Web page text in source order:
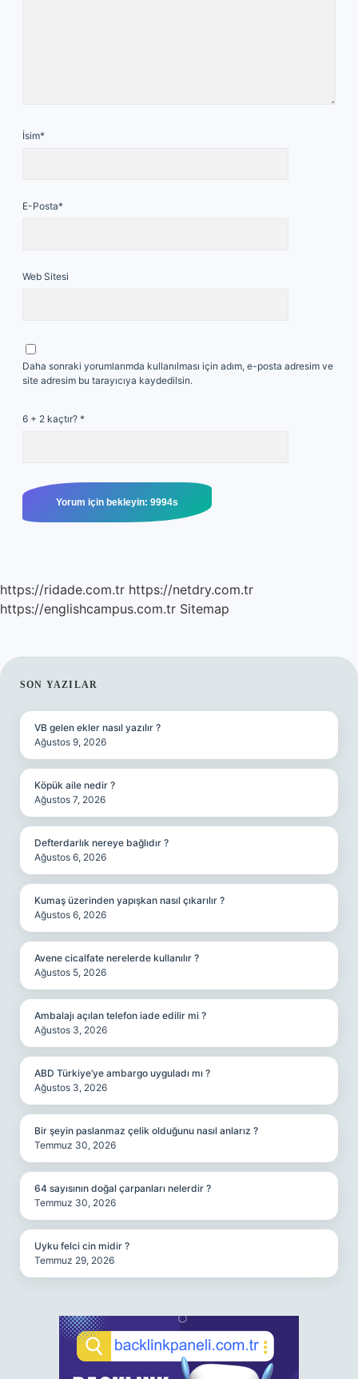
İsim*
E-Posta*
Web Sitesi
Daha sonraki yorumlarımda kullanılması için adım, e-posta adresim ve
site adresim bu tarayıcıya kaydedilsin.
6 + 2 kaçtır? *
https://ridade.com.tr https://netdry.com.tr
https://englishcampus.com.tr Sitemap
SIDEBAR
SON YAZILAR
VB gelen ekler nasıl yazılır ?
Ağustos 9, 2026
Köpük aile nedir ?
Ağustos 7, 2026
Defterdarlık nereye bağlıdır ?
Ağustos 6, 2026
Kumaş üzerinden yapışkan nasıl çıkarılır ?
Ağustos 6, 2026
Avene cicalfate nerelerde kullanılır ?
Ağustos 5, 2026
Ambalajı açılan telefon iade edilir mi ?
Ağustos 3, 2026
ABD Türkiye’ye ambargo uyguladı mı ?
Ağustos 3, 2026
Bir şeyin paslanmaz çelik olduğunu nasıl anlarız ?
Temmuz 30, 2026
64 sayısının doğal çarpanları nelerdir ?
Temmuz 30, 2026
Uyku felci cin midir ?
Temmuz 29, 2026